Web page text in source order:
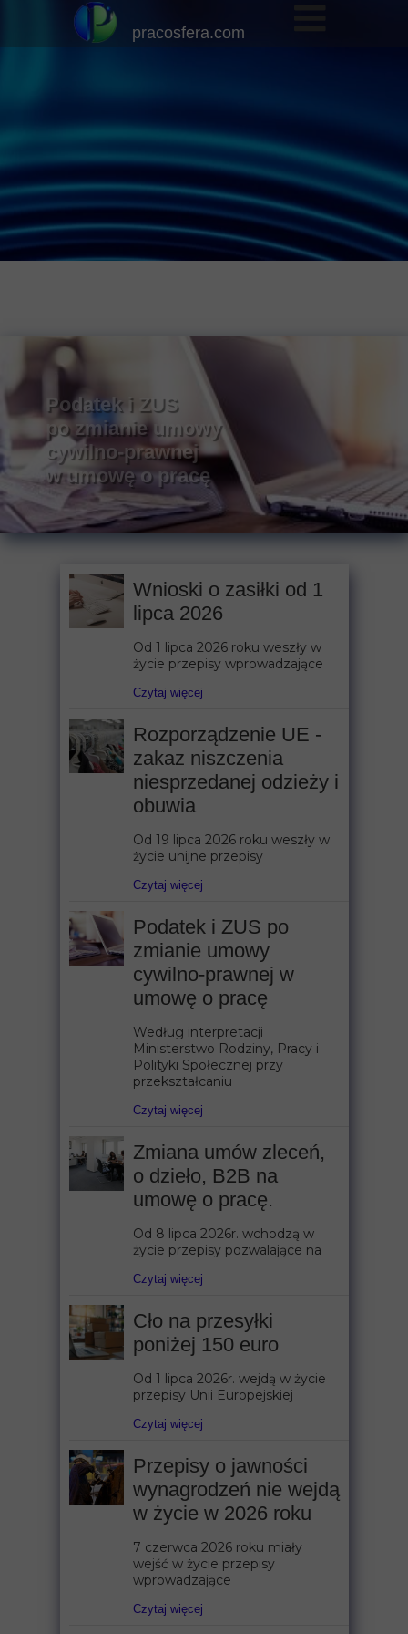
Podatek i ZUS
po zmianie umowy
cywilno-prawnej
w umowę o pracę
pracosfera.com
Wnioski o zasiłki od 1
lipca 2026
Od 1 lipca 2026 roku weszły w
życie przepisy wprowadzające
Czytaj więcej
Rozporządzenie UE -
zakaz niszczenia
niesprzedanej odzieży i
obuwia
Od 19 lipca 2026 roku weszły w
życie unijne przepisy
Czytaj więcej
Podatek i ZUS po
zmianie umowy
cywilno-prawnej w
umowę o pracę
Według interpretacji
Ministerstwo Rodziny, Pracy i
Polityki Społecznej przy
przekształcaniu
Czytaj więcej
Zmiana umów zleceń,
o dzieło, B2B na
umowę o pracę.
Od 8 lipca 2026r. wchodzą w
życie przepisy pozwalające na
Czytaj więcej
Cło na przesyłki
poniżej 150 euro
Od 1 lipca 2026r. wejdą w życie
przepisy Unii Europejskiej
Czytaj więcej
Przepisy o jawności
wynagrodzeń nie wejdą
w życie w 2026 roku
7 czerwca 2026 roku miały
wejść w życie przepisy
wprowadzające
Czytaj więcej